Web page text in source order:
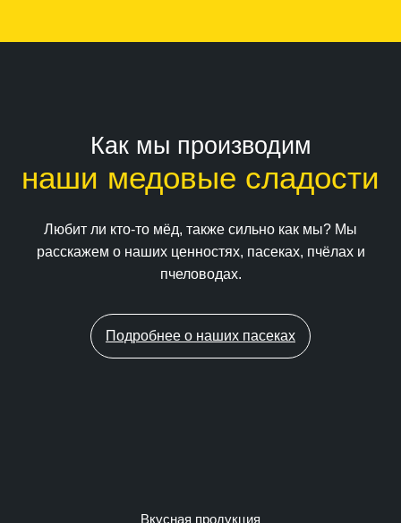
Как мы производим
наши медовые сладости
Любит ли кто-то мёд, также сильно как мы? Мы
расскажем о наших ценностях, пасеках, пчёлах и
пчеловодах.
Подробнее о наших пасеках
Вкусная продукция